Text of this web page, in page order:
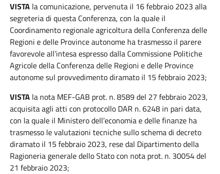
VISTA la comunicazione, pervenuta il 16 febbraio 2023 alla
segreteria di questa Conferenza, con la quale il
Coordinamento regionale agricoltura della Conferenza delle
Regioni e delle Province autonome ha trasmesso il parere
favorevole all’intesa espresso dalla Commissione Politiche
Agricole della Conferenza delle Regioni e delle Province
autonome sul provvedimento diramato il 15 febbraio 2023;
VISTA la nota MEF-GAB prot. n. 8589 del 27 febbraio 2023,
acquisita agli atti con protocollo DAR n. 6248 in pari data,
con la quale il Ministero dell’economia e delle finanze ha
trasmesso le valutazioni tecniche sullo schema di decreto
diramato il 15 febbraio 2023, rese dal Dipartimento della
Ragioneria generale dello Stato con nota prot. n. 30054 del
21 febbraio 2023;